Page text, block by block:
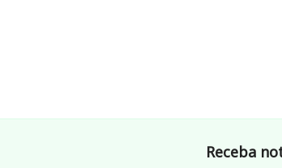
Receba